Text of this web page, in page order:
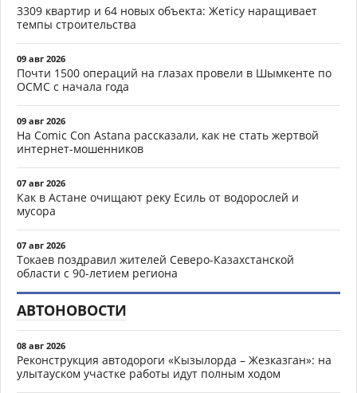
3309 квартир и 64 новых объекта: Жетісу наращивает
темпы строительства
09 авг 2026
Почти 1500 операций на глазах провели в Шымкенте по
ОСМС с начала года
09 авг 2026
На Comic Con Astana рассказали, как не стать жертвой
интернет-мошенников
07 авг 2026
Как в Астане очищают реку Есиль от водорослей и
мусора
07 авг 2026
Токаев поздравил жителей Северо-Казахстанской
области с 90-летием региона
АВТОНОВОСТИ
08 авг 2026
Реконструкция автодороги «Кызылорда – Жезказган»: на
улытауском участке работы идут полным ходом